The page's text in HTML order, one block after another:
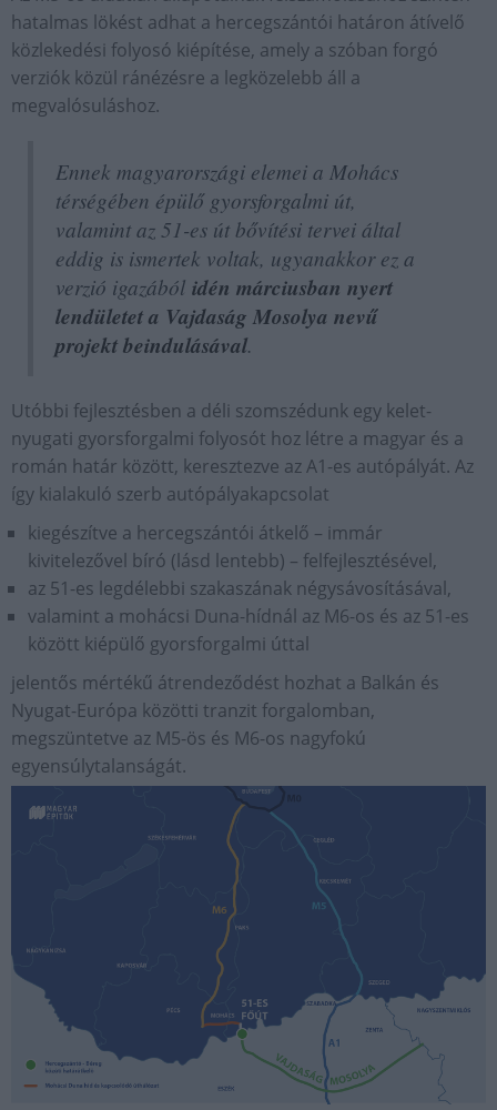
hatalmas lökést adhat a hercegszántói határon átívelő
közlekedési folyosó kiépítése, amely a szóban forgó
verziók közül ránézésre a legközelebb áll a
megvalósuláshoz.
Ennek magyarországi elemei a Mohács
térségében épülő gyorsforgalmi út,
valamint az 51-es út bővítési tervei által
eddig is ismertek voltak, ugyanakkor ez a
verzió igazából idén márciusban nyert
lendületet a Vajdaság Mosolya nevű
projekt beindulásával.
Utóbbi fejlesztésben a déli szomszédunk egy kelet-
nyugati gyorsforgalmi folyosót hoz létre a magyar és a
román határ között, keresztezve az A1-es autópályát. Az
így kialakuló szerb autópályakapcsolat
kiegészítve a hercegszántói átkelő – immár
kivitelezővel bíró (lásd lentebb) – felfejlesztésével,
az 51-es legdélebbi szakaszának négysávosításával,
valamint a mohácsi Duna-hídnál az M6-os és az 51-es
között kiépülő gyorsforgalmi úttal
jelentős mértékű átrendeződést hozhat a Balkán és
Nyugat-Európa közötti tranzit forgalomban,
megszüntetve az M5-ös és M6-os nagyfokú
egyensúlytalanságát.